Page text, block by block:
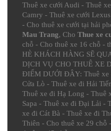
Thuê xe cưới Audi - Thuê
Camry - Thuê xe cưới Lexus
- Cho thuê xe cưới tại hải
Mau Trang, Cho Thue xe
chỗ - Cho thuê xe 16 chỗ -
HÈ KHÁCH HÀNG SẼ
DỊCH VỤ CHO THUÊ XE
ĐIỂM DƯỚI ĐÂY: Thuê xe
Cửa Lò - Thuê xe đi Hải
Thuê xe đi Hạ Long - Thuê
Sapa - Thuê xe đi Đại Lải -
xe đi Cát Bà - Thuê xe đi
Thiên - Cho thuê xe 29 chỗ -